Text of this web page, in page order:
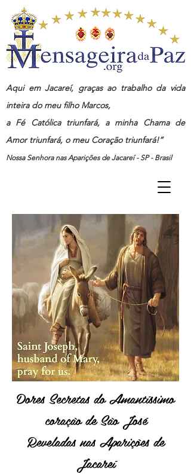
Aqui em Jacareí, graças ao trabalho da vida
inteira do meu filho Marcos,
a Fé Católica triunfará, a minha Chama de
Amor triunfará, o meu Coração triunfará!”
Nossa Senhora nas Aparições de Jacareí - SP - Brasil
Dores Secretas do Amantíssimo
coração de São José
Reveladas nas Aparições de
Jacareí